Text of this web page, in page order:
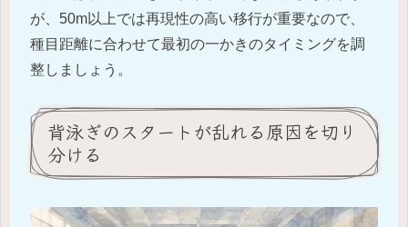
が、50m以上では再現性の高い移行が重要なので、
種目距離に合わせて最初の一かきのタイミングを調
整しましょう。
背泳ぎのスタートが乱れる原因を切り
分ける